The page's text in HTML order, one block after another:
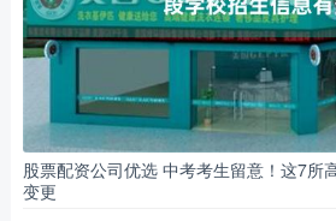
证券之星5月29日盘中消息，9点42分中
板。其所属行业一般零售目前上涨。领涨
股票配资含义 博鳌亚洲论坛珀斯会议热
股指期货开户 2026-08-04
股票配资含义 新华社照片，珀斯（澳大
月27日，在澳大利亚珀斯，澳大利亚“气
股票配资公司优选 中考考生留意！这7所
变更